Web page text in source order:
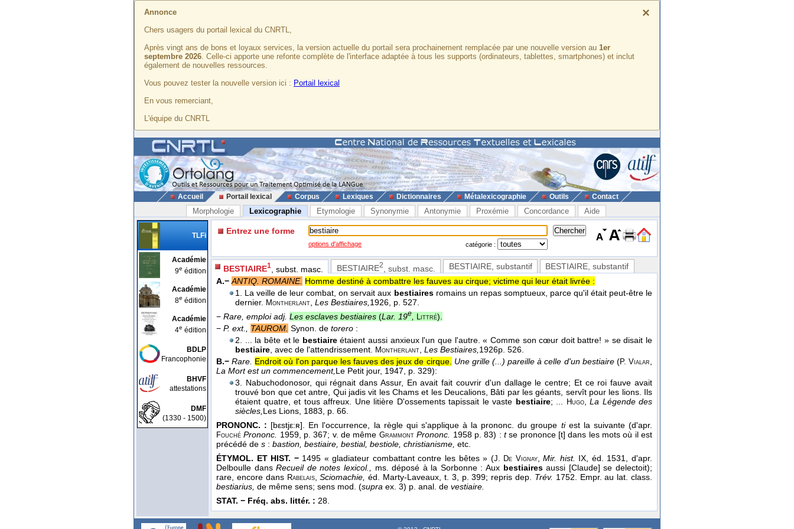
×
Annonce
Chers usagers du portail lexical du CNRTL,
Après vingt ans de bons et loyaux services, la version actuelle du portail sera prochainement remplacée par une nouvelle version au 1er
septembre 2026. Celle-ci apporte une refonte complète de l'interface adaptée à tous les supports (ordinateurs, tablettes, smartphones) et inclut
également de nouvelles ressources.
Vous pouvez tester la nouvelle version ici : Portail lexical
En vous remerciant,
L'équipe du CNRTL
Accueil Portail lexical Corpus Lexiques Dictionnaires Métalexicographie Outils Contact
Morphologie Lexicographie Etymologie Synonymie Antonymie Proxémie Concordance Aide
TLFi
Académie
9e édition
Académie
8e édition
Académie
4e édition
BDLP
Francophonie
BHVF
attestations
DMF
(1330 - 1500)
Entrez une forme
options d'affichage catégorie :
BESTIAIRE1 , subst. masc. BESTIAIRE2 , subst. masc. BESTIAIRE, substantif BESTIAIRE , substantif
A.− ANTIQ. ROMAINE. Homme destiné à combattre les fauves au cirque; victime qui leur était livrée :
1. La veille de leur combat, on servait aux bestiaires romains un repas somptueux, parce qu'il était peut-être le
dernier. Montherlant, Les Bestiaires,1926, p. 527.
− Rare, emploi adj. Les esclaves bestiaires (Lar. 19e Littré).
− P. ext., TAUROM. Synon. de torero :
2. ... la bête et le bestiaireétaient aussi anxieux l'un que l'autre. « Comme son cœur doit battre! » se disait le
bestiaire , avec de l'attendrissement. Montherlant Les Bestiaires, 1926p. 526.
B.− Rare. Endroit où l'on parque les fauves des jeux de cirque. Une grille (...) pareille à celle d'un bestiaire(P. Vialar
La Mort est un commencement, Le Petit jour, 1947 , p. 329):
3. Nabuchodonosor, qui régnait dans Assur, En avait fait couvrir d'un dallage le centre; Et ce roi fauve avait
trouvé bon que cet antre, Qui jadis vit les Chams et les Deucalions, Bâti par les géants, servît pour les lions. Ils
étaient quatre, et tous affreux. Une litière D'ossements tapissait le vaste bestiaire; ... Hugo, La Légende des
siècles, Les Lions , 1883 , p. 66.
PRONONC. : [bεstjε:ʀ]. En l'occurrence, la règle qui s'applique à la prononc. du groupe tiest la suivante (d'apr.
FouchéPrononc. 1959, p. 367; v. de même GrammontPrononc. 1958 p. 83) : tse prononce [t] dans les mots où il est
précédé de s : bastion, bestiaire, bestial, bestiole, christianisme, etc.
ÉTYMOL. ET HIST. −1495 « gladiateur combattant contre les bêtes » (J. De Vignay,Mir. hist. IX, éd. 1531, d'apr.
Delboulle dansRecueil de notes lexicol., ms. déposé à la Sorbonne : Aux bestiairesaussi [Claude] se delectoit);
rare, encore dans Rabelais,Sciomachie, éd. Marty-Laveaux, t. 3, p. 399; repris dep. Trév. 1752. Empr. au lat. class.
bestiarius, de même sens; sens mod. (supra ex. 3) p. anal. de vestiaire.
STAT. − Fréq. abs. littér. : 28.